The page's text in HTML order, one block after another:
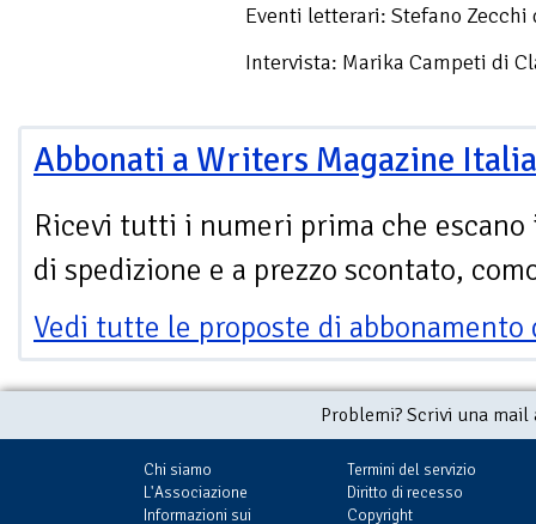
Eventi letterari: Stefano Zecchi
Intervista: Marika Campeti di
Abbonati a Writers Magazine Italia
Ricevi tutti i numeri prima che escano
di spedizione e a prezzo scontato,
Vedi tutte le proposte di
Problemi? Scrivi una
Chi siamo
L'Associazione
Informazioni sui
Termini del servizio
Diritto di recesso
Copyright